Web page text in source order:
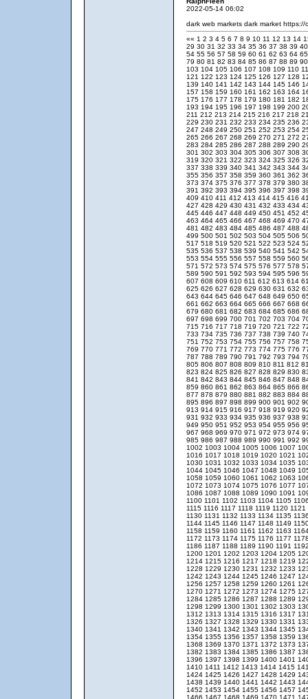
2022-05-14 06:02
dark web markets dark market https://
«« 1 2 3 4 5 6 7 8 9 10 11 12 13 14
29 30 31 32 33 34 35 36 37 38 39
54 55 56 57 58 59 60 61 62 63 64
79 80 81 82 83 84 85 86 87 88 89
103 104 105 106 107 108 109 110
121 122 123 124 125 126 127 128
139 140 141 142 143 144 145 146
157 158 159 160 161 162 163 164
175 176 177 178 179 180 181 182
193 194 195 196 197 198 199 200
211 212 213 214 215 216 217 218
229 230 231 232 233 234 235 236
247 248 249 250 251 252 253 254
265 266 267 268 269 270 271 272
283 284 285 286 287 288 289 290
301 302 303 304 305 306 307 308
319 320 321 322 323 324 325 326
337 338 339 340 341 342 343 344
355 356 357 358 359 360 361 362
373 374 375 376 377 378 379 380
391 392 393 394 395 396 397 398
409 410 411 412 413 414 415 416
427 428 429 430 431 432 433 434
445 446 447 448 449 450 451 452
463 464 465 466 467 468 469 470
481 482 483 484 485 486 487 488
499 500 501 502 503 504 505 506
517 518 519 520 521 522 523 524
535 536 537 538 539 540 541 542
553 554 555 556 557 558 559 560
571 572 573 574 575 576 577 578
589 590 591 592 593 594 595 596
607 608 609 610 611 612 613 614
625 626 627 628 629 630 631 632
643 644 645 646 647 648 649 650
661 662 663 664 665 666 667 668
679 680 681 682 683 684 685 686
697 698 699 700 701 702 703 704
715 716 717 718 719 720 721 722
733 734 735 736 737 738 739 740
751 752 753 754 755 756 757 758
769 770 771 772 773 774 775 776
787 788 789 790 791 792 793 794
805 806 807 808 809 810 811 812
823 824 825 826 827 828 829 830
841 842 843 844 845 846 847 848
859 860 861 862 863 864 865 866
877 878 879 880 881 882 883 884
895 896 897 898 899 900 901 902
913 914 915 916 917 918 919 920
931 932 933 934 935 936 937 938
949 950 951 952 953 954 955 956
967 968 969 970 971 972 973 974
985 986 987 988 989 990 991 992
1002 1003 1004 1005 1006 1007
1016 1017 1018 1019 1020 1021
1030 1031 1032 1033 1034 1035
1044 1045 1046 1047 1048 1049
1058 1059 1060 1061 1062 1063
1072 1073 1074 1075 1076 1077
1086 1087 1088 1089 1090 1091
1100 1101 1102 1103 1104 1105
1115 1116 1117 1118 1119 1120 1121
1130 1131 1132 1133 1134 1135
1144 1145 1146 1147 1148 1149
1158 1159 1160 1161 1162 1163
1172 1173 1174 1175 1176 1177
1186 1187 1188 1189 1190 1191
1200 1201 1202 1203 1204 1205
1214 1215 1216 1217 1218 1219
1228 1229 1230 1231 1232 1233
1242 1243 1244 1245 1246 1247
1256 1257 1258 1259 1260 1261
1270 1271 1272 1273 1274 1275
1284 1285 1286 1287 1288 1289
1298 1299 1300 1301 1302 1303
1312 1313 1314 1315 1316 1317
1326 1327 1328 1329 1330 1331
1340 1341 1342 1343 1344 1345
1354 1355 1356 1357 1358 1359
1368 1369 1370 1371 1372 1373
1382 1383 1384 1385 1386 1387
1396 1397 1398 1399 1400 1401
1410 1411 1412 1413 1414 1415
1424 1425 1426 1427 1428 1429
1438 1439 1440 1441 1442 1443
1452 1453 1454 1455 1456 1457